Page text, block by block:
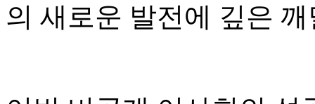
의 새로운 발전에 깊은